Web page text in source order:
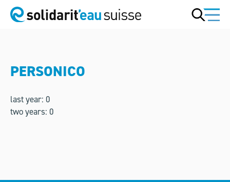
PERSONICO
last year: 0
two years: 0